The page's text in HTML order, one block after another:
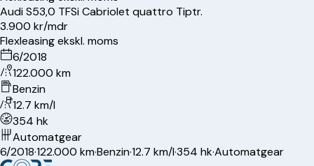
AudiS53,0 TFSi Cabriolet quattro Tiptr.
3.900 kr/mdr
Flexleasing ekskl. moms
6/2018
122.000 km
Benzin
12.7 km/l
354 hk
Automatgear
6/2018·122.000 km·Benzin·12.7 km/l·354 hk·Automatgear